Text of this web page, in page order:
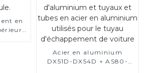
en
Acier en aluminium
DX51D-DX54D + AS80-